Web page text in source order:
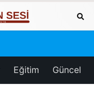
Eğitim Güncel